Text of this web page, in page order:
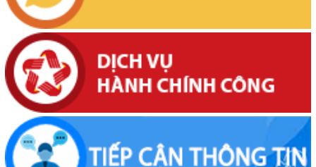
Thông báo về việc niêm yết, công khai hồ sơ cấp giấy chứng nhận
quyền sử dụng đất lần đầu 02 hồ sơ của các cá nhân đang sử dụng
đất tại Phường Buôn Hồ, tỉnh Đắk Lắk